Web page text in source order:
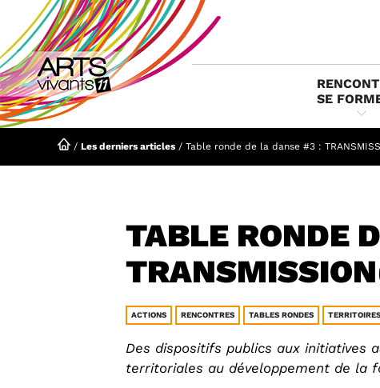
contenu
SE
/ Les derniers articles / Table ronde de la danse #3 :
TABLE RONDE
ACTIONS RENCONTRES TABLES RONDES
Des dispositifs publics aux initiatives
territoriales au développement de la